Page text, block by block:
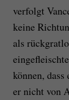
verfolgt
keine
als
können,
er nicht von